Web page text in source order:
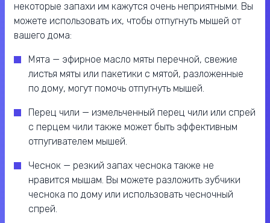
некоторые запахи им кажутся очень неприятными. Вы
можете использовать их, чтобы отпугнуть мышей от
вашего дома:
Мята — эфирное масло мяты перечной, свежие
листья мяты или пакетики с мятой, разложенные
по дому, могут помочь отпугнуть мышей.
Перец чили — измельченный перец чили или спрей
с перцем чили также может быть эффективным
отпугивателем мышей.
Чеснок — резкий запах чеснока также не
нравится мышам. Вы можете разложить зубчики
чеснока по дому или использовать чесночный
спрей.